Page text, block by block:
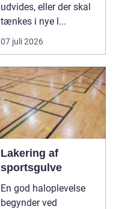
udvides, eller der skal
tænkes i nye l...
07 juli 2026
Lakering af
sportsgulve
En god haloplevelse
begynder ved